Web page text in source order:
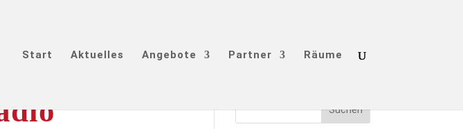
Start Aktuelles Angebote Partner Räume